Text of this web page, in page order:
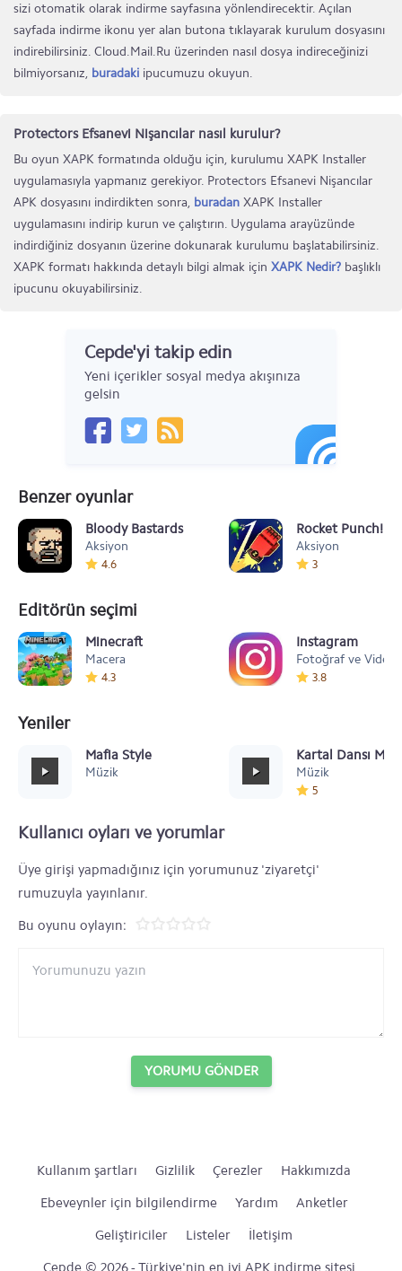
sizi otomatik olarak indirme sayfasına yönlendirecektir. Açılan
sayfada indirme ikonu yer alan butona tıklayarak kurulum dosyasını
indirebilirsiniz. Cloud.Mail.Ru üzerinden nasıl dosya indireceğinizi
bilmiyorsanız, buradaki ipucumuzu okuyun.
Protectors Efsanevi Nişancılar nasıl kurulur?
Bu oyun XAPK formatında olduğu için, kurulumu XAPK Installer
uygulamasıyla yapmanız gerekiyor. Protectors Efsanevi Nişancılar
APK dosyasını indirdikten sonra, buradan XAPK Installer
uygulamasını indirip kurun ve çalıştırın. Uygulama arayüzünde
indirdiğiniz dosyanın üzerine dokunarak kurulumu başlatabilirsiniz.
XAPK formatı hakkında detaylı bilgi almak için XAPK Nedir? başlıklı
ipucunu okuyabilirsiniz.
Cepde'yi takip edin
Yeni içerikler sosyal medya akışınıza
gelsin
Benzer oyunlar
Bloody Bastards
Aksiyon
4.6
Rocket Punch!
Aksiyon
3
Editörün seçimi
Minecraft
Macera
4.3
Instagram
Fotoğraf ve Video
3.8
Yeniler
Mafia Style
Müzik
Kartal Dansı
Müzik
5
Kullanıcı oyları ve yorumlar
Üye girişi yapmadığınız için yorumunuz 'ziyaretçi'
rumuzuyla yayınlanır.
Bu oyunu oylayın:
YORUMU GÖNDER
Kullanım şartları Gizlilik Çerezler
Hakkımızda
Ebeveynler için bilgilendirme
Yardım
Anketler
Geliştiriciler
Listeler
İletişim
Cepde © 2026 - Türkiye'nin en iyi APK indirme sitesi.